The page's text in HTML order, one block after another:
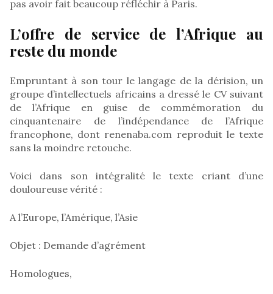
pas avoir fait beaucoup réfléchir à Paris.
L’offre de service de l’Afrique au
reste du monde
Empruntant à son tour le langage de la dérision, un
groupe d’intellectuels africains a dressé le CV suivant
de l’Afrique en guise de commémoration du
cinquantenaire de l’indépendance de l’Afrique
francophone, dont renenaba.com reproduit le texte
sans la moindre retouche.
Voici dans son intégralité le texte criant d’une
douloureuse vérité :
A l’Europe, l’Amérique, l’Asie
Objet : Demande d’agrément
Homologues,